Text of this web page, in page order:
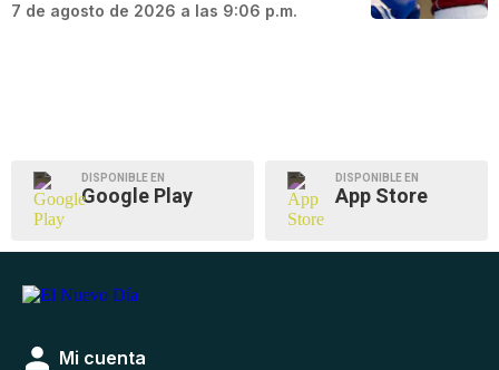
7 de agosto de 2026 a las 9:06 p.m.
DISPONIBLE EN
Google Play
DISPONIBLE EN
App Store
Mi cuenta